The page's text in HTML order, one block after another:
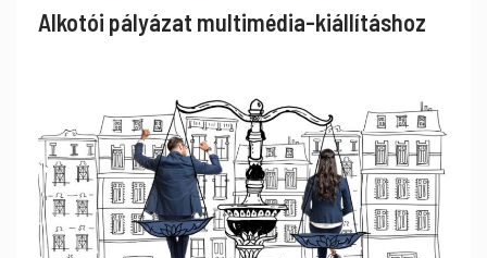
Alkotói pályázat multimédia-kiállításhoz